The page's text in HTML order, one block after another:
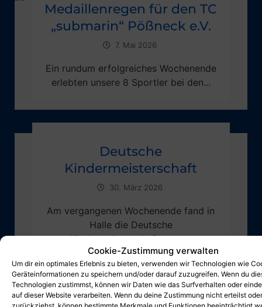
Cookie-Zustimmung verwalten
Um dir ein optimales Erlebnis zu bieten, verwenden wir Technologien wie
Geräteinformationen zu speichern und/oder darauf zuzugreifen. Wenn du
Technologien zustimmst, können wir Daten wie das Surfverhalten oder
auf dieser Website verarbeiten. Wenn du deine Zustimmung nicht erteilst oder
Medaillenregen für den TC
„submarin“ Pößneck e.V.
7. Mai 2026
Ein rundum erfolgreiches Wochenende
erlebten unsere 8 Sportler bei den...
Deutsche
Kindermeisterschaft
30. März 2026
Am vergangenen Wochenende fand in
Halle die Deutsche
Kindermeisterschaft statt,...